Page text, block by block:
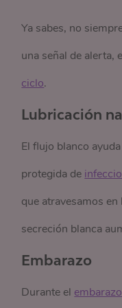
Ya sabes, no
una señal de alerta,
ciclo.
Lubricación
El flujo blanco
protegida de
que atravesamos en
secreción blanca
Embarazo
Durante el embarazo